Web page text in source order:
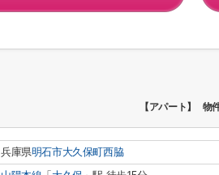
【アパート】 物
兵庫県明石市大久保町西脇